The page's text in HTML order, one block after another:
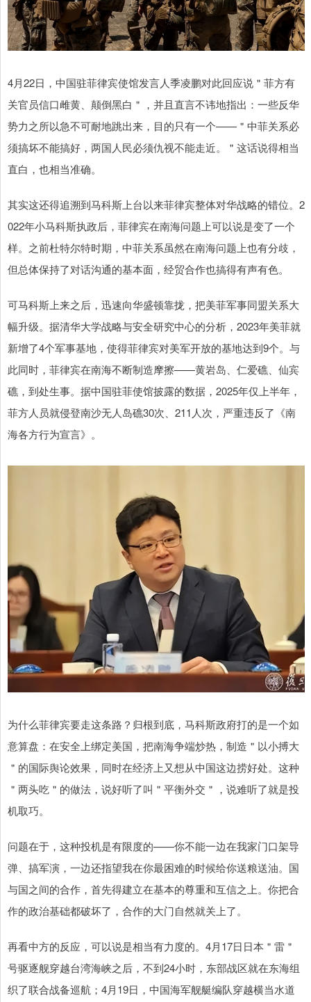
4月22日，中国驻菲律宾使馆发言人季凌鹏对此回应说＂菲方有
关官员信口雌黄、颠倒黑白＂，并且直言不讳地指出：一些反华
势力之所以急不可耐地跳出来，目的只有一个——＂中菲关系必
须搞坏不能搞好，两国人民必须仇视不能走近。＂这话说得相当
直白，也相当准确。
其实这还得追溯到马科斯上台以来菲律宾整体对华战略的错位。2
022年小马科斯执政后，菲律宾在南海问题上可以说是变了一个
样。之前杜特尔特时期，中菲关系虽然在南海问题上也有分歧，
但总体保持了对话沟通的基本面，经贸合作也搞得有声有色。
可马科斯上来之后，迅速向华盛顿靠拢，把美菲军事同盟关系大
幅升级。据清华大学战略与安全研究中心的分析，2023年美菲就
新增了4个军事基地，使得菲律宾对美军开放的基地达到9个。与
此同时，菲律宾在南海不断制造摩擦——黄岩岛、仁爱礁、仙宾
礁，到处生事。据中国驻菲使馆披露的数据，2025年仅上半年，
菲方人员就侵登南沙无人岛礁30次、211人次，严重违反了《南
海各方行为宣言》。
为什么菲律宾要走这条路？归根到底，马科斯政府打的是一个如
意算盘：在安全上绑定美国，把南海争端炒热，制造＂以小搏大
＂的国际舆论效果，同时在经济上又想从中国这边捞好处。这种
＂两头吃＂的做法，说好听了叫＂平衡外交＂，说难听了就是投
机取巧。
问题在于，这种投机是有限度的——你不能一边在我家门口架导
弹、搞军演，一边还指望我在你最困难的时候给你送粮送油。国
与国之间的合作，首先得建立在基本的尊重和互信之上。你把合
作的政治基础都破坏了，合作的大门自然就关上了。
再看中方的反应，可以说是相当有力度的。4月17日日本＂雷＂
号驱逐舰穿越台湾海峡之后，不到24小时，东部战区就在东海组
织了联合战备巡航；4月19日，中国海军舰艇编队穿越横当水道